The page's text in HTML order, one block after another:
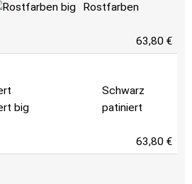
Rostfarben
63,80 €
Schwarz
patiniert
63,80 €